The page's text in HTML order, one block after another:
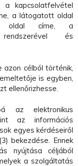
kapcsolatfelvétel
a látogatott oldal
oldal címe, a
és
célból történik,
is egyben,
ellenőrizhesse.
az elektronikus
az információs
egyes kérdéseiről
bekezdése. Ennek
nyújtása céljából
a szolgáltatás